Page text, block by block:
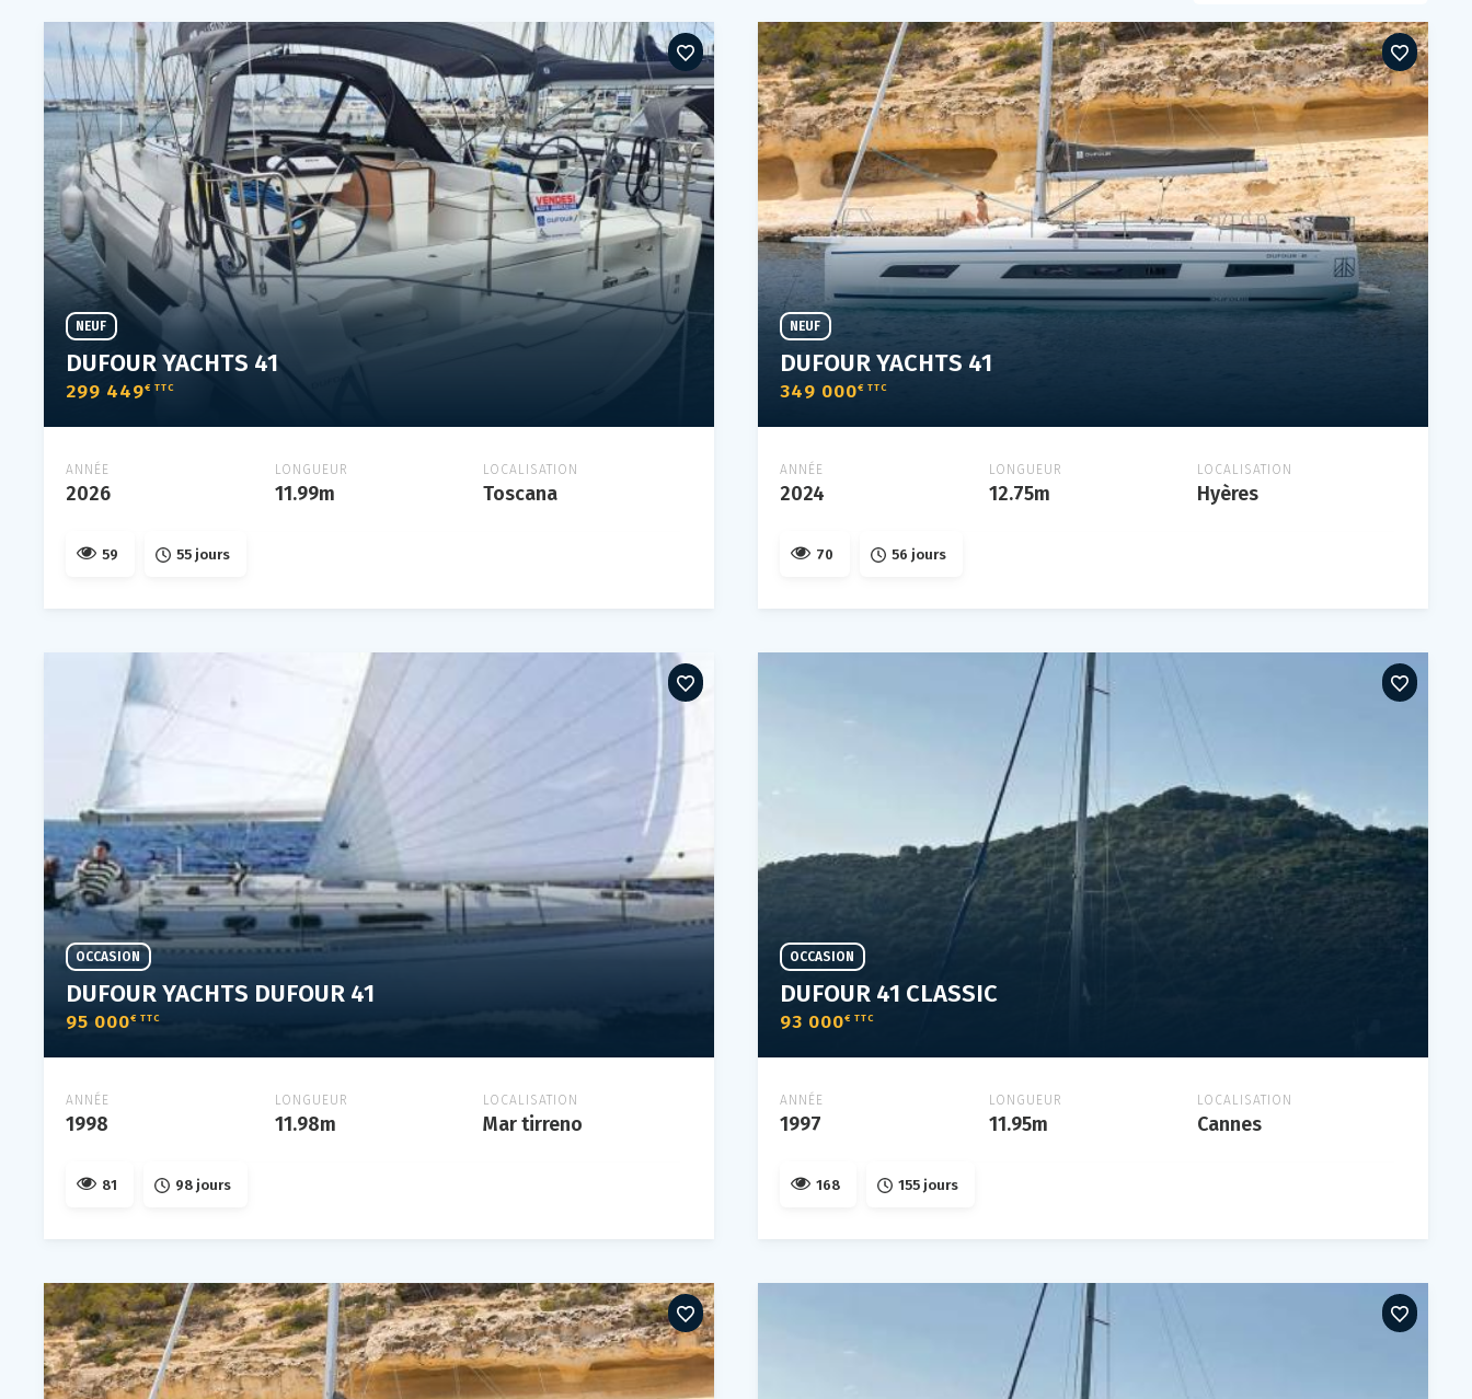
DUFOUR YACHTS 41
299 449€ TTC
NEUF
ANNÉE
2026
LONGUEUR
11.99m
LOCALISATION
Toscana
59 55 jours
DUFOUR YACHTS 41
349 000€ TTC
NEUF
ANNÉE
2024
LONGUEUR
12.75m
LOCALISATION
Hyères
70 56 jours
DUFOUR YACHTS DUFOUR 41
95 000€ TTC
OCCASION
ANNÉE
1998
LONGUEUR
11.98m
LOCALISATION
Mar tirreno
81 98 jours
DUFOUR 41 CLASSIC
93 000€ TTC
OCCASION
ANNÉE
1997
LONGUEUR
11.95m
LOCALISATION
Cannes
168 155 jours